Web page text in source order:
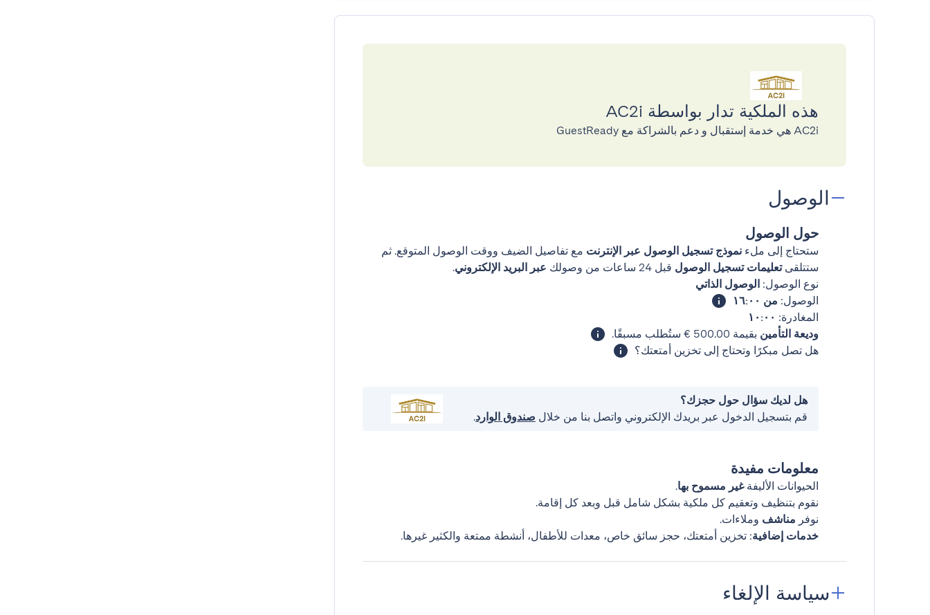
هذه الملكية تدار بواسطة AC2i
AC2i هي خدمة إستقبال و دعم بالشراكة مع GuestReady
الوصول
حول الوصول
ستحتاج إلى ملء نموذج تسجيل الوصول عبر الإنترنت مع تفاصيل الضيف ووقت الوصول المتوقع. ثم
ستتلقىتعليمات تسجيل الوصول قبل 24 ساعات من وصولك عبر البريد الإلكتروني.
نوع الوصول: الوصول الذاتي
الوصول: من ١٦:٠٠
المغادرة: ١٠:٠٠
وديعة التأمين بقيمة ‏500.00 € ستُطلب مسبقًا.
هل تصل مبكرًا وتحتاج إلى تخزين أمتعتك؟
هل لديك سؤال حول حجزك؟
قم بتسجيل الدخول عبر بريدك الإلكتروني واتصل بنا من خلال صندوق الوارد.
معلومات مفيدة
الحيوانات الأليفةغير مسموح بها.
نقوم بتنظيف وتعقيم كل ملكية بشكل شامل قبل وبعد كل إقامة.
نوفر مناشف وملاءات.
خدمات إضافية: تخزين أمتعتك، حجز سائق خاص، معدات للأطفال، أنشطة ممتعة والكثير غيرها.
سياسة الإلغاء